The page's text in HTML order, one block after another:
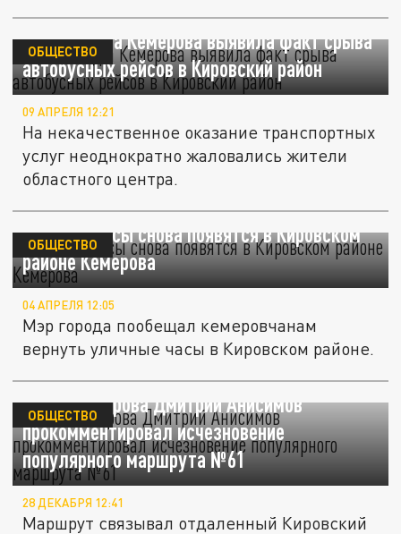
Прокуратура Кемерова выявила факт срыва
автобусных рейсов в Кировский район
ОБЩЕСТВО
09 АПРЕЛЯ 12:21
На некачественное оказание транспортных
услуг неоднократно жаловались жители
областного центра.
Уличные часы снова появятся в Кировском
районе Кемерова
ОБЩЕСТВО
04 АПРЕЛЯ 12:05
Мэр города пообещал кемеровчанам
вернуть уличные часы в Кировском районе.
Глава Кемерова Дмитрий Анисимов
прокомментировал исчезновение
популярного маршрута №61
ОБЩЕСТВО
28 ДЕКАБРЯ 12:41
Маршрут связывал отдаленный Кировский